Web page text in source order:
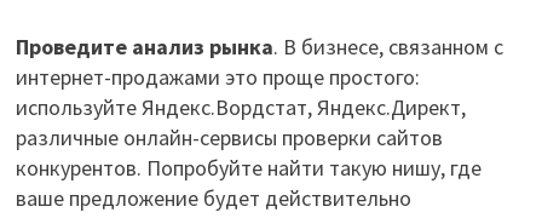
Проведите анализ рынка. В бизнесе, связанном с
интернет-продажами это проще простого:
используйте Яндекс.Вордстат, Яндекс.Директ,
различные онлайн-сервисы проверки сайтов
конкурентов. Попробуйте найти такую нишу, где
ваше предложение будет действительно